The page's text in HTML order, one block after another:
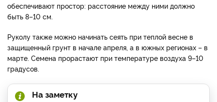
обеспечивают простор: расстояние между ними должно
быть 8–10 см.
Руколу также можно начинать сеять при теплой весне в
защищенный грунт в начале апреля, а в южных регионах – в
марте. Семена прорастают при температуре воздуха 9–10
градусов.
На заметку